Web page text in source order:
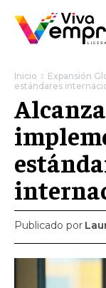
Inicio Expansión
estándares
Publicado por